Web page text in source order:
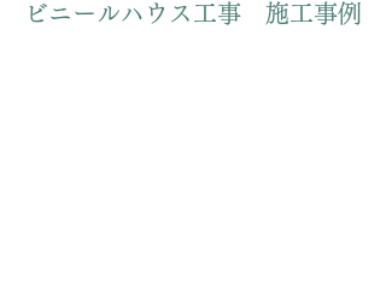
ビニールハウス 工事 施工事例